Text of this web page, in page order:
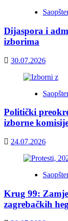
Dijaspora i
izborima
30.07.2026
Politički
izborne
24.07.2026
Krug 99:
zagrebačkih